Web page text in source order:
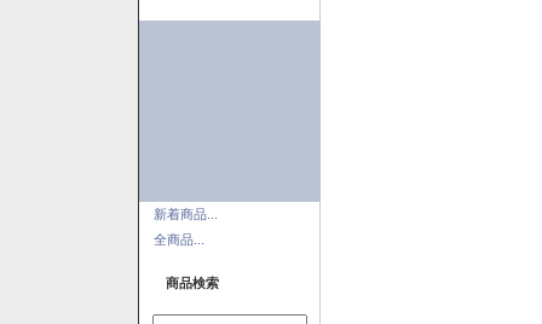
新着商品...
全商品...
商品検索